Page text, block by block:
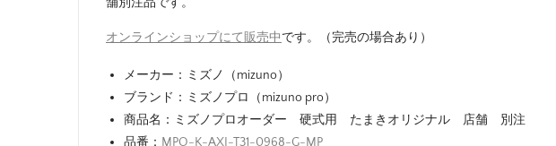
オンラインショップにて販売中です。（完売の場合あり）
メーカー：ミズノ（mizuno）
ブランド：ミズノプロ（mizuno pro）
商品名：ミズノプロオーダー 硬式用 たまきオリジナル 店舗 別注
品番： MPO-K-AXI-T31-0968-G-MP